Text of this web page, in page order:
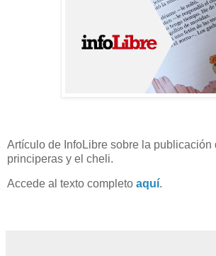
Artículo de InfoLibre sobre la publicación
principeras y el cheli.
Accede al texto completo aquí.